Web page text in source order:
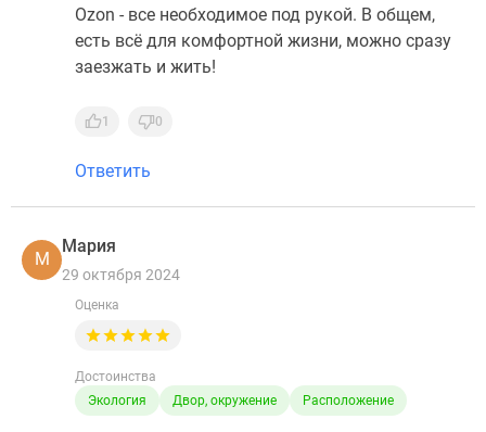
Ozon - все необходимое под рукой. В общем,
есть всё для комфортной жизни, можно сразу
заезжать и жить!
1 0
Ответить
М
Мария
29 октября 2024
Оценка
Достоинства
Экология
Двор, окружение Расположение